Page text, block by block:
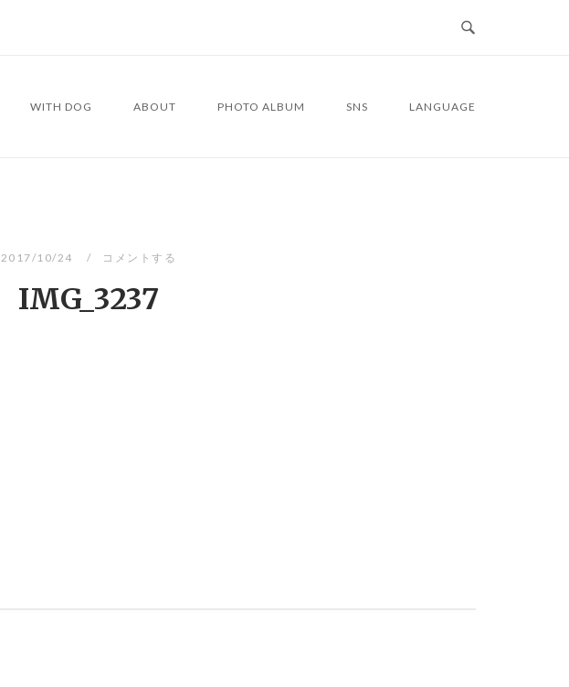
WITH DOG ABOUT PHOTO ALBUM SNS LANGUAGE
2017/10/24 コメントする
IMG_3237